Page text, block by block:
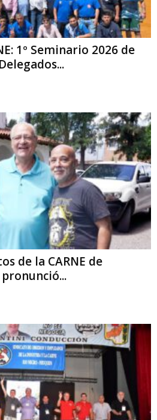
1º Seminario 2026 de
de la CARNE de
pronunció...